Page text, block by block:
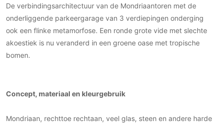
Meubelbeslag
Vloeren
Gietvloeren
De verbindingsarchitectuur van de Mondriaantoren met de
onderliggende parkeergarage van 3 verdiepingen onderging
ook een flinke metamorfose. Een ronde grote vide met slechte
akoestiek is nu veranderd in een groene oase met tropische
bomen.
Concept, materiaal en kleurgebruik
Mondriaan, rechttoe rechtaan, veel glas, steen en andere harde